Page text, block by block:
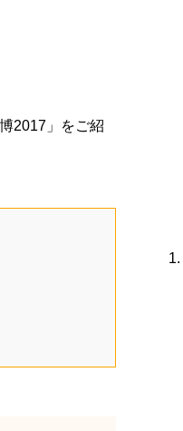
2017」をご紹